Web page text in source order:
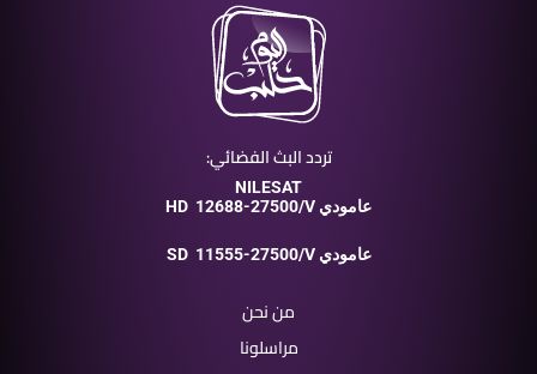
تردد البث الفضائي:
NILESAT
HD
12688-27500/V عامودي
SD 11555-27500/V عامودي
من نحن
مراسلونا